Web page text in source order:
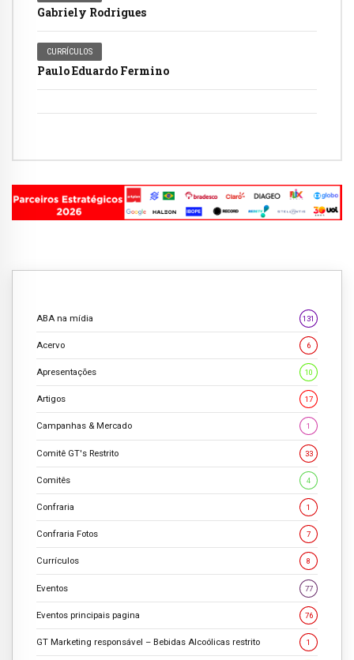
Gabriely Rodrigues
CURRÍCULOS
Paulo Eduardo Fermino
ABA na mídia 131
Acervo 6
Apresentações 10
Artigos 17
Campanhas & Mercado 1
Comitê GT's Restrito 33
Comitês 4
Confraria 1
Confraria Fotos 7
Currículos 8
Eventos 77
Eventos principais pagina 76
GT Marketing responsável – Bebidas Alcoólicas restrito 1